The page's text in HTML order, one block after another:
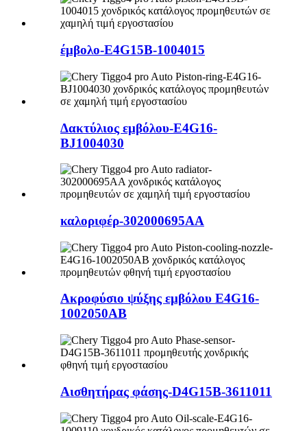
έμβολο-E4G15B-1004015
Δακτύλιος εμβόλου-E4G16-
BJ1004030
καλοριφέρ-302000695AA
Ακροφύσιο ψύξης εμβόλου E4G16-
1002050AB
Αισθητήρας φάσης-D4G15B-3611011